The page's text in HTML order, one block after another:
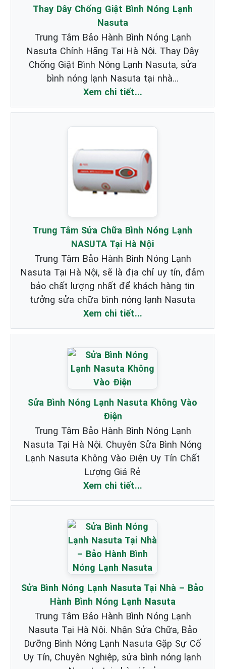
Thay Dây Chống Giật Bình Nóng Lạnh
Nasuta
Trung Tâm Bảo Hành Bình Nóng Lạnh
Nasuta Chính Hãng Tại Hà Nội. Thay Dây
Chống Giật Bình Nóng Lạnh Nasuta, sửa
bình nóng lạnh Nasuta tại nhà...
Xem chi tiết...
Trung Tâm Sửa Chữa Bình Nóng Lạnh
NASUTA Tại Hà Nội
Trung Tâm Bảo Hành Bình Nóng Lạnh
Nasuta Tại Hà Nội, sẽ là địa chỉ uy tín, đảm
bảo chất lượng nhất để khách hàng tin
tưởng sửa chữa bình nóng lạnh Nasuta
Xem chi tiết...
Sửa Bình Nóng Lạnh Nasuta Không Vào
Điện
Trung Tâm Bảo Hành Bình Nóng Lạnh
Nasuta Tại Hà Nội. Chuyên Sửa Bình Nóng
Lạnh Nasuta Không Vào Điện Uy Tín Chất
Lượng Giá Rẻ
Xem chi tiết...
Sửa Bình Nóng Lạnh Nasuta Tại Nhà – Bảo
Hành Bình Nóng Lạnh Nasuta
Trung Tâm Bảo Hành Bình Nóng Lạnh
Nasuta Tại Hà Nội. Nhận Sửa Chữa, Bảo
Dưỡng Bình Nóng Lạnh Nasuta Gặp Sự Cố
Uy Tín, Chuyên Nghiệp, sửa bình nóng lạnh